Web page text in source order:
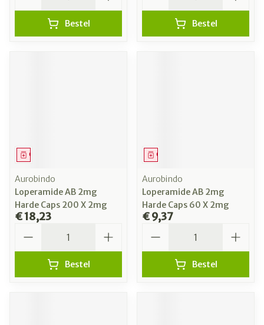
Bestel Bestel
Geneesmiddel
Aurobindo
Loperamide AB 2mg
Harde Caps 200 X 2mg
€ 18,23
Bestel
Geneesmiddel
Aurobindo
Loperamide AB 2mg
Harde Caps 60 X 2mg
€ 9,37
Bestel